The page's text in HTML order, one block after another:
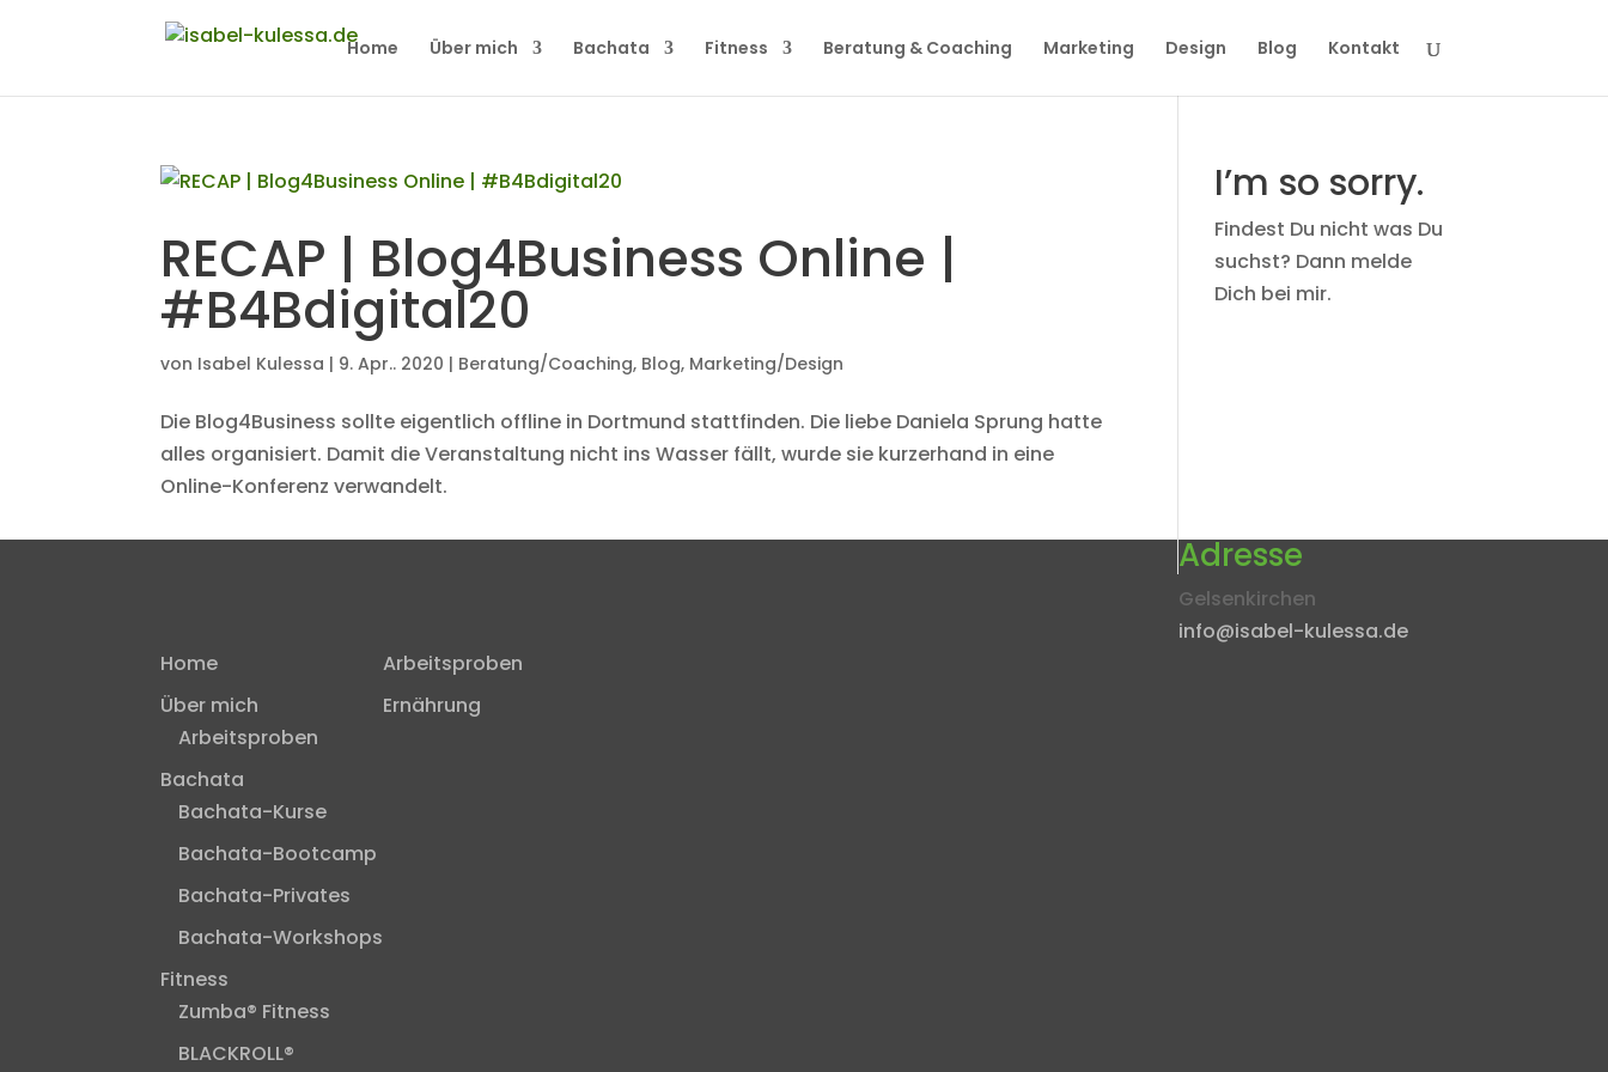
Home Über mich Bachata Fitness Beratung & Coaching Marketing Design Blog Kontakt
RECAP | Blog4Business Online |
#B4Bdigital20
von Isabel Kulessa | 9. Apr.. 2020 | Beratung/Coaching, Blog, Marketing/Design
Die Blog4Business sollte eigentlich offline in Dortmund stattfinden. Die liebe Daniela Sprung hatte
alles organisiert. Damit die Veranstaltung nicht ins Wasser fällt, wurde sie kurzerhand in eine
Online-Konferenz verwandelt.
I’m so sorry.
Findest Du nicht was Du
suchst? Dann melde
Dich bei mir.
Adresse
Gelsenkirchen
info@isabel-kulessa.de
Home
Über mich
Arbeitsproben
Bachata
Bachata-Kurse
Bachata-Bootcamp
Bachata-Privates
Bachata-Workshops
Fitness
Zumba® Fitness
BLACKROLL®
Arbeitsproben
Ernährung